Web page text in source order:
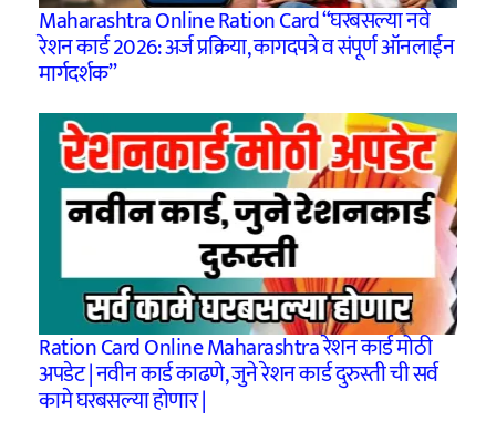
Maharashtra Online Ration Card “घरबसल्या नवे
रेशन कार्ड 2026: अर्ज प्रक्रिया, कागदपत्रे व संपूर्ण ऑनलाईन
मार्गदर्शक”
Ration Card Online Maharashtra रेशन कार्ड मोठी
अपडेट | नवीन कार्ड काढणे, जुने रेशन कार्ड दुरुस्ती ची सर्व
कामे घरबसल्या होणार |